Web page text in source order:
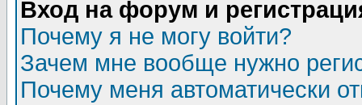
Вход на форум и
Почему я не могу войти?
Зачем мне вообще нужно
Почему меня автоматически